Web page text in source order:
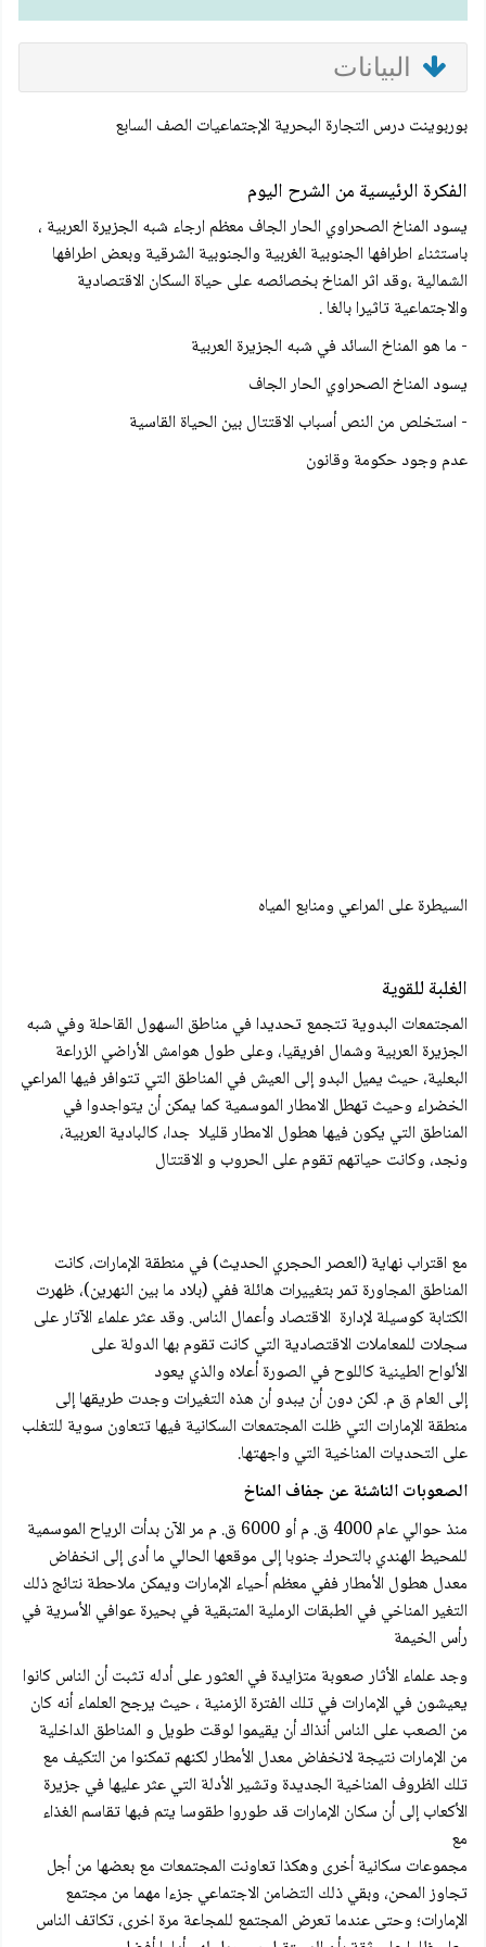
البيانات
بوربوينت درس التجارة البحرية الإجتماعيات الصف السابع
الفكرة الرئيسية من الشرح اليوم
يسود المناخ الصحراوي الحار الجاف معظم ارجاء شبه الجزيرة العربية ،
باستثناء اطرافها الجنوبية الغربية والجنوبية الشرقية وبعض اطرافها
الشمالية ،وقد اثر المناخ بخصائصه على حياة السكان الاقتصادية
والاجتماعية تاثيرا بالغا .
- ما هو المناخ السائد في شبه الجزيرة العربية
يسود المناخ الصحراوي الحار الجاف
- استخلص من النص أسباب الاقتتال بين الحياة القاسية
عدم وجود حكومة وقانون
السيطرة على المراعي ومنابع المياه
الغلبة للقوية
المجتمعات البدوية تتجمع تحديدا في مناطق السهول القاحلة وفي شبه
الجزيرة العربية وشمال افريقيا، وعلى طول هوامش الأراضي الزراعة
البعلية، حيث يميل البدو إلى العيش في المناطق التي تتوافر فيها المراعي
الخضراء وحيث تهطل الامطار الموسمية كما يمكن أن يتواجدوا في
المناطق التي يكون فيها هطول الامطار قليلا جدا، كالبادية العربية،
ونجد، وكانت حياتهم تقوم على الحروب و الاقتتال
مع اقتراب نهاية (العصر الحجري الحديث) في منطقة الإمارات، كانت
المناطق المجاورة تمر بتغييرات هائلة ففي (بلاد ما بين النهرين)، ظهرت
الكتابة كوسيلة لإدارة الاقتصاد وأعمال الناس. وقد عثر علماء الآتار على
سجلات للمعاملات الاقتصادية التي كانت تقوم بها الدولة على
الألواح الطينية كاللوح في الصورة أعلاه والذي يعود
إلى العام ق م. لكن دون أن يبدو أن هذه التغيرات وجدت طريقها إلى
منطقة الإمارات التي ظلت المجتمعات السكانية فيها تتعاون سوية للتغلب
على التحديات المناخية التي واجهتها.
الصعوبات الناشئة عن جفاف المناخ
منذ حوالي عام 4000 ق. م أو 6000 ق. م مر الآن بدأت الرياح الموسمية
للمحيط الهندي بالتحرك جنوبا إلى موقعها الحالي ما أدى إلى انخفاض
معدل هطول الأمطار ففي معظم أحياء الإمارات ويمكن ملاحطة نتائج ذلك
التغير المناخي في الطبقات الرملية المتبقية في بحيرة عوافي الأسرية في
رأس الخيمة
وجد علماء الأثار صعوبة متزايدة في العثور على أدله تثبت أن الناس كانوا
يعيشون في الإمارات في تلك الفترة الزمنية ، حيث يرجح العلماء أنه كان
من الصعب على الناس أنذاك أن يقيموا لوقت طويل و المناطق الداخلية
من الإمارات نتيجة لانخفاض معدل الأمطار لكنهم تمكنوا من التكيف مع
تلك الظروف المناخية الجديدة وتشير الأدلة التي عثر عليها في جزيرة
الأكعاب إلى أن سكان الإمارات قد طوروا طقوسا يتم فبها تقاسم الغذاء
مع
مجموعات سكانية أخرى وهكذا تعاونت المجتمعات مع بعضها من أجل
تجاوز المحن، وبقي ذلك التضامن الاجتماعي جزءا مهما من مجتمع
الإمارات؛ وحتى عندما تعرض المجتمع للمجاعة مرة اخرى، تكاتف الناس